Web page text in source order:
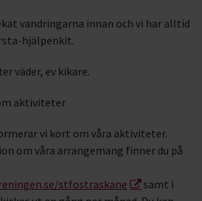
vandringarna innan och vi har alltid
hjälpenkit.
väder, ev kikare.
aktiviteter
vi kort om våra aktiviteter.
om våra arrangemang finner du på
stfostraskane
samt i